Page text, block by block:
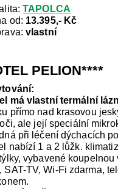
TAPOLCA
od: 13.395,- Kč
vlastní
PELION****
má vlastní termální
přímo nad krasovou
ale její speciální
při léčení dýchacích
nabízí 1 a 2 lůžk.
vybavené
SAT-TV, Wi-Fi zdarma,